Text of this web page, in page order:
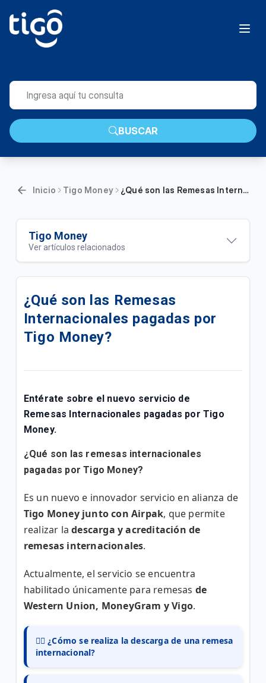
BUSCAR
Inicio Tigo Money ¿Qué son las Remesas Internacionales pagadas por Tigo Money?
Tigo Money
Ver artículos relacionados
Todo sobre Tigo Money
¿Cómo puedo confirmar mis transacciones en Mi
Tigo Money?
¿Cómo puedo realizar los pagos de empresas de
Money?
¿Cómo realizo la consulta de mis transacciones en
¿Qué es Retiro Fácil y cómo funciona?
¿Cómo funciona Tigo Money desde el USSD?
Transferencias ACH Tigo Money
¿Cómo puedo retirar dinero por medio de Tigo
¿Quieres saber cómo depositar o recargar dinero a
través de tu billetera Tigo Money?
VER MÁS
¿Qué son las Remesas
Internacionales pagadas por
Tigo Money?
Entérate sobre el nuevo servicio de
Remesas Internacionales pagadas por Tigo
Money.
¿Qué son las remesas internacionales
pagadas por Tigo Money?
Es un nuevo e innovador servicio en alianza de
Tigo Money junto con Airpak, que permite
realizar ladescarga y acreditación de
remesas internacionales.
Actualmente, el servicio se encuentra
habilitado únicamente para remesas de
Western Union, MoneyGram y Vigo.
👉🏻 ¿Cómo se realiza la descarga de una remesa
internacional?